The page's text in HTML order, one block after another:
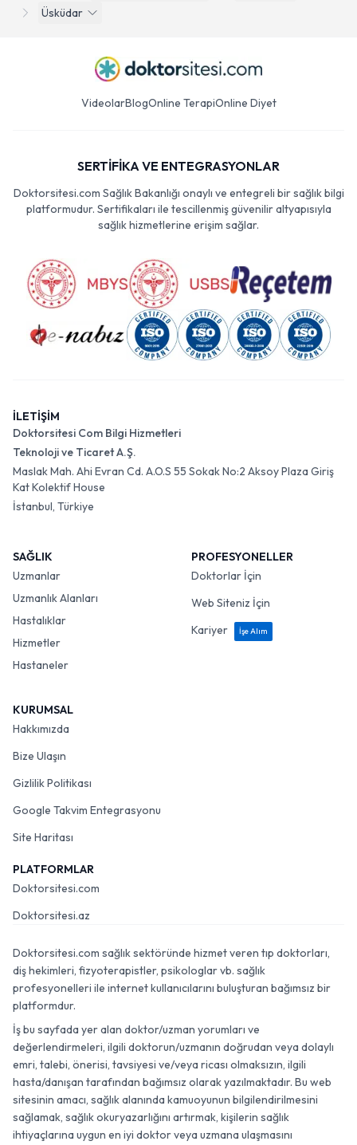
Üsküdar
VideolarBlogOnline TerapiOnline Diyet
SERTİFİKA VE ENTEGRASYONLAR
Doktorsitesi.com Sağlık Bakanlığı onaylı ve entegreli bir sağlık bilgi
platformudur. Sertifikaları ile tescillenmiş güvenilir altyapısıyla
sağlık hizmetlerine erişim sağlar.
İLETİŞİM
Doktorsitesi Com Bilgi Hizmetleri
Teknoloji ve Ticaret A.Ş.
Maslak Mah. Ahi Evran Cd. A.O.S 55 Sokak No:2 Aksoy Plaza Giriş
Kat Kolektif House
İstanbul, Türkiye
SAĞLIK
Uzmanlar
Uzmanlık Alanları
Hastalıklar
Hizmetler
Hastaneler
PROFESYONELLER
Doktorlar İçin
Web Siteniz İçin
Kariyer
İşe Alım
KURUMSAL
Hakkımızda
Bize Ulaşın
Gizlilik Politikası
Google Takvim Entegrasyonu
Site Haritası
PLATFORMLAR
Doktorsitesi.com
Doktorsitesi.az
Doktorsitesi.com sağlık sektöründe hizmet veren tıp doktorları,
diş hekimleri, fizyoterapistler, psikologlar vb. sağlık
profesyonelleri ile internet kullanıcılarını buluşturan bağımsız bir
platformdur.
İş bu sayfada yer alan doktor/uzman yorumları ve
değerlendirmeleri, ilgili doktorun/uzmanın doğrudan veya dolaylı
emri, talebi, önerisi, tavsiyesi ve/veya ricası olmaksızın, ilgili
hasta/danışan tarafından bağımsız olarak yazılmaktadır. Bu web
sitesinin amacı, sağlık alanında kamuoyunun bilgilendirilmesini
sağlamak, sağlık okuryazarlığını artırmak, kişilerin sağlık
ihtiyaçlarına uygun en iyi doktor veya uzmana ulaşmasını